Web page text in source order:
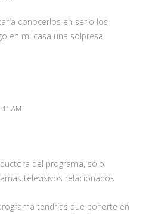
conocerlos en serio los
en mi casa una solpresa
AM
del programa, sólo
televisivos relacionados
tendrías que ponerte en